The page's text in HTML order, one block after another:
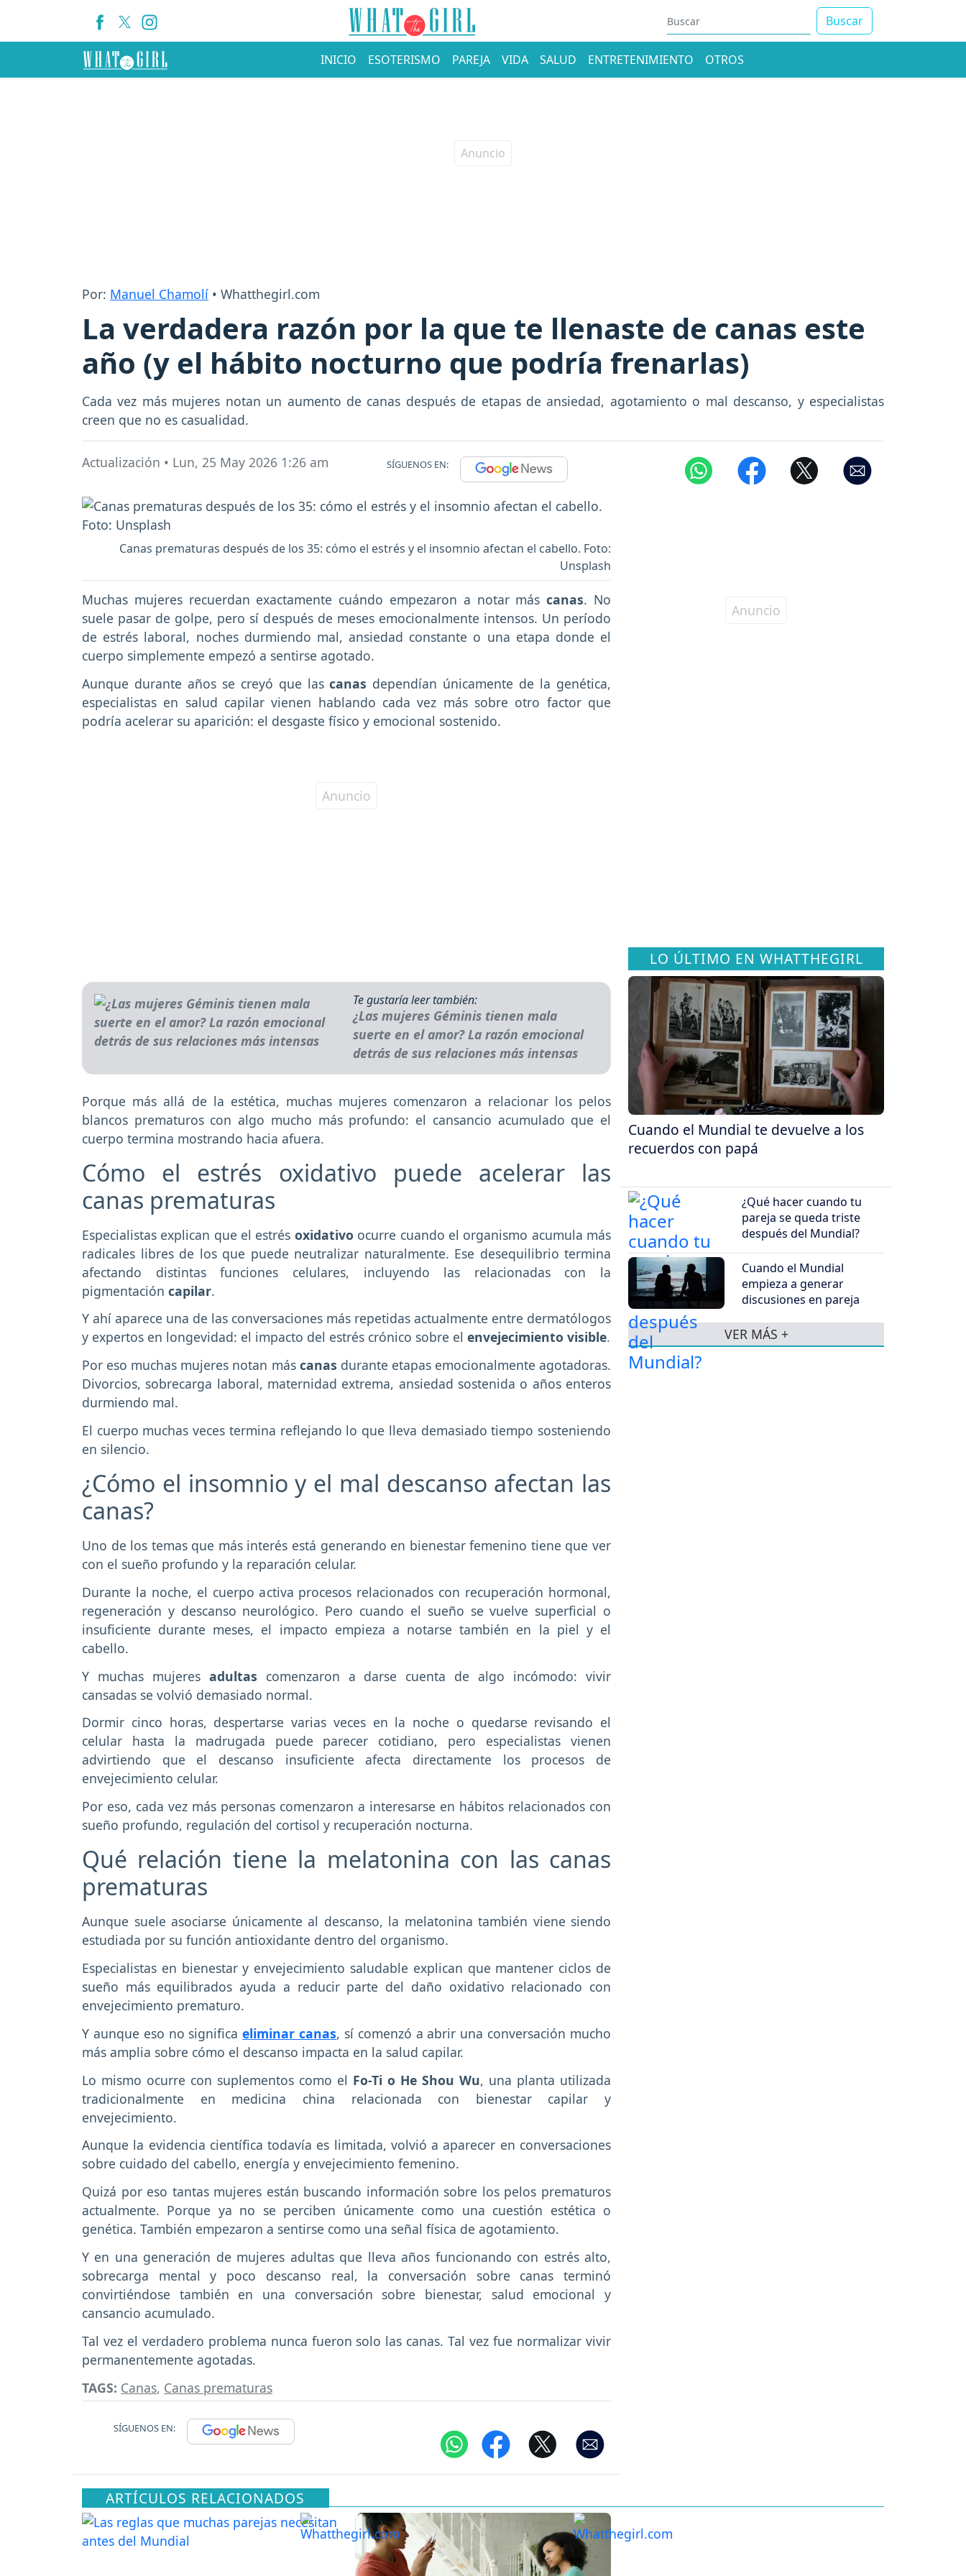
Buscar
INICIO ESOTERISMO PAREJA VIDA SALUD ENTRETENIMIENTO OTROS
Por: Manuel Chamolí • Whatthegirl.com
La verdadera razón por la que te llenaste de canas este
año (y el hábito nocturno que podría frenarlas)
Cada vez más mujeres notan un aumento de canas después de etapas de ansiedad, agotamiento o mal descanso, y especialistas
creen que no es casualidad.
Actualización • Lun, 25 May 2026 1:26 am SÍGUENOS EN:
Canas prematuras después de los 35: cómo el estrés y el insomnio afectan el cabello. Foto:
Unsplash
Muchas mujeres recuerdan exactamente cuándo empezaron a notar máscanas. No
suele pasar de golpe, pero sí después de meses emocionalmente intensos. Un período
de estrés laboral, noches durmiendo mal, ansiedad constante o una etapa donde el
cuerpo simplemente empezó a sentirse agotado.
Aunque durante años se creyó que lascanas dependían únicamente de la genética,
especialistas en salud capilar vienen hablando cada vez más sobre otro factor que
podría acelerar su aparición: el desgaste físico y emocional sostenido.
Te gustaría leer también:
¿Las mujeres Géminis tienen mala
suerte en el amor? La razón emocional
detrás de sus relaciones más intensas
Porque más allá de la estética, muchas mujeres comenzaron a relacionar los pelos
blancos prematuros con algo mucho más profundo: el cansancio acumulado que el
cuerpo termina mostrando hacia afuera.
Cómo el estrés oxidativo puede acelerar las
canas prematuras
Especialistas explican que el estrés oxidativo ocurre cuando el organismo acumula más
radicales libres de los que puede neutralizar naturalmente. Ese desequilibrio termina
afectando distintas funciones celulares, incluyendo las relacionadas con la
pigmentación capilar.
Y ahí aparece una de las conversaciones más repetidas actualmente entre dermatólogos
y expertos en longevidad: el impacto del estrés crónico sobre el envejecimiento visible.
Por eso muchas mujeres notan más canas durante etapas emocionalmente agotadoras.
Divorcios, sobrecarga laboral, maternidad extrema, ansiedad sostenida o años enteros
durmiendo mal.
El cuerpo muchas veces termina reflejando lo que lleva demasiado tiempo sosteniendo
en silencio.
¿Cómo el insomnio y el mal descanso afectan las
canas?
Uno de los temas que más interés está generando en bienestar femenino tiene que ver
con el sueño profundo y la reparación celular.
Durante la noche, el cuerpo activa procesos relacionados con recuperación hormonal,
regeneración y descanso neurológico. Pero cuando el sueño se vuelve superficial o
insuficiente durante meses, el impacto empieza a notarse también en la piel y el
cabello.
Y muchas mujeres adultas comenzaron a darse cuenta de algo incómodo: vivir
cansadas se volvió demasiado normal.
Dormir cinco horas, despertarse varias veces en la noche o quedarse revisando el
celular hasta la madrugada puede parecer cotidiano, pero especialistas vienen
advirtiendo que el descanso insuficiente afecta directamente los procesos de
envejecimiento celular.
Por eso, cada vez más personas comenzaron a interesarse en hábitos relacionados con
sueño profundo, regulación del cortisol y recuperación nocturna.
Qué relación tiene la melatonina con las canas
prematuras
Aunque suele asociarse únicamente al descanso, la melatonina también viene siendo
estudiada por su función antioxidante dentro del organismo.
Especialistas en bienestar y envejecimiento saludable explican que mantener ciclos de
sueño más equilibrados ayuda a reducir parte del daño oxidativo relacionado con
envejecimiento prematuro.
Y aunque eso no significaeliminar canas, sí comenzó a abrir una conversación mucho
más amplia sobre cómo el descanso impacta en la salud capilar.
Lo mismo ocurre con suplementos como el Fo-Ti o He Shou Wu, una planta utilizada
tradicionalmente en medicina china relacionada con bienestar capilar y
envejecimiento.
Aunque la evidencia científica todavía es limitada, volvió a aparecer en conversaciones
sobre cuidado del cabello, energía y envejecimiento femenino.
Quizá por eso tantas mujeres están buscando información sobre los pelos prematuros
actualmente. Porque ya no se perciben únicamente como una cuestión estética o
genética. También empezaron a sentirse como una señal física de agotamiento.
Y en una generación de mujeres adultas que lleva años funcionando con estrés alto,
sobrecarga mental y poco descanso real, la conversación sobre canas terminó
convirtiéndose también en una conversación sobre bienestar, salud emocional y
cansancio acumulado.
Tal vez el verdadero problema nunca fueron solo las canas. Tal vez fue normalizar vivir
permanentemente agotadas.
TAGS: Canas, Canas prematuras
SÍGUENOS EN:
LO ÚLTIMO EN WHATTHEGIRL
Cuando el Mundial te devuelve a los
recuerdos con papá
¿Qué hacer cuando tu
pareja se queda triste
después del Mundial?
Cuando el Mundial
empieza a generar
discusiones en pareja
VER MÁS +
ARTÍCULOS RELACIONADOS